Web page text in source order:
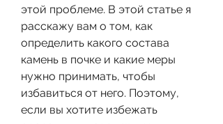
этой проблеме. В этой статье я
расскажу вам о том, как
определить какого состава
камень в почке и какие меры
нужно принимать, чтобы
избавиться от него. Поэтому,
если вы хотите избежать